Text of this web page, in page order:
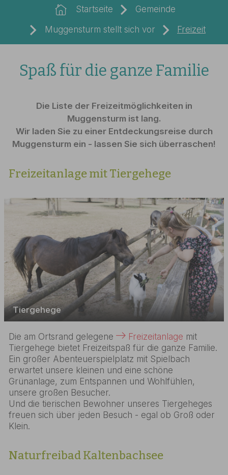
Startseite
Gemeinde
Muggensturm stellt sich vor
Freizeit
Spaß für die ganze Familie
Die Liste der Freizeitmöglichkeiten in
Muggensturm ist lang.
Wir laden Sie zu einer Entdeckungsreise durch
Muggensturm ein - lassen Sie sich überraschen!
Freizeitanlage mit Tiergehege
Tiergehege
Die am Ortsrand gelegene Freizeitanlage mit
Tiergehege bietet Freizeitspaß für die ganze Familie.
Ein großer Abenteuerspielplatz mit Spielbach
erwartet unsere kleinen und eine schöne
Grünanlage, zum Entspannen und Wohlfühlen,
unsere großen Besucher.
Und die tierischen Bewohner unseres Tiergeheges
freuen sich über jeden Besuch - egal ob Groß oder
Klein.
Naturfreibad Kaltenbachsee